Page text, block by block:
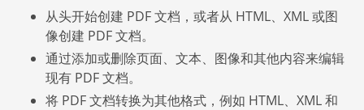
从头开始创建 PDF 文档，或者从 HTML、XML 或图
像创建 PDF 文档。
通过添加或删除页面、文本、图像和其他内容来编辑
现有 PDF 文档。
将 PDF 文档转换为其他格式，例如 HTML、XML 和